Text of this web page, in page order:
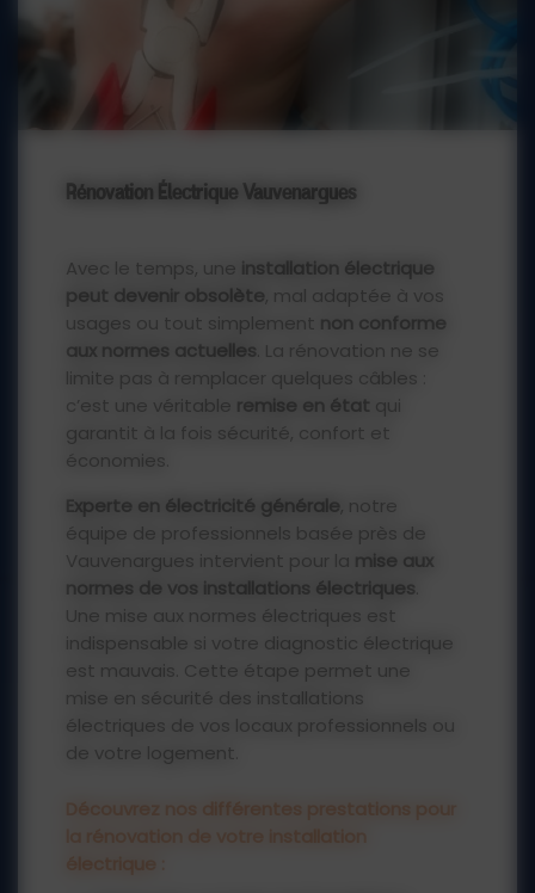
Rénovation Électrique Vauvenargues
Avec le temps, une installation électrique
peut devenir obsolète , mal adaptée à vos
usages ou tout simplement non conforme
aux normes actuelles . La rénovation ne se
limite pas à remplacer quelques câbles :
c’est une véritable remise en état qui
garantit à la fois sécurité, confort et
économies.
Experte en électricité générale, notre
équipe de professionnels basée près de
Vauvenargues intervient pour la mise aux
normes de vos installations électriques
Une mise aux normes électriques est
indispensable si votre diagnostic électrique
est mauvais. Cette étape permet une
mise en sécurité des installations
électriques de vos locaux professionnels ou
de votre logement.
Découvrez nos différentes prestations pour